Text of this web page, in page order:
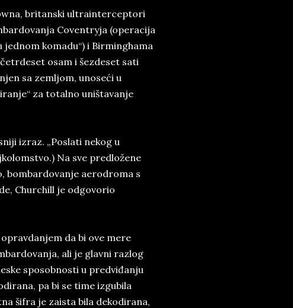
britanski ultrainterceptori
Coventryja (operacija
jednom komadu“) i Birminghama
osam i šezdeset sati
sa zemljom, unoseći u
za totalno uništavanje
izraz. „Poslati nekog u
Na sve predložene
bombardovanje aerodroma s
Churchill je odgovorio
da bi ove mere
ali je glavni razlog
sposobnosti u predviđanju
pa bi se time izgubila
šifra je zaista bila dekodirana,